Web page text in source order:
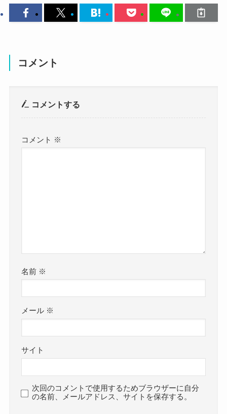
調べてみたところ、蛇石マリナさんが結婚してい
ているかは不明です。
utm_source=ig_web_button_share_sheet&igsh=ZD
しかし、蛇石マリナさんの結婚について調べて行
の仲のようです。
っている時点で解散してしまっています。
その後、蛇石マリナさんが及川樹京さんと共に音
楽をやりたいという気持ちから、
Mardelasの活動をスタートさせています。
蛇石マリナさんと及川樹京さんとは2年くらい別々
に活動していたようで、
コメント
コメントする
コメント ※
名前 ※
メール ※
サイト
次回のコメントで使用するためブラウザーに自分
の名前、メールアドレス、サイトを保存する。